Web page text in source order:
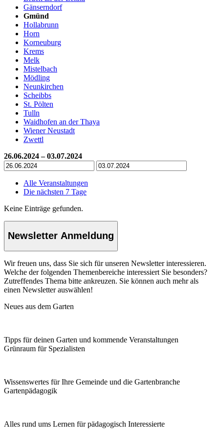
Gänserndorf
Gmünd
Hollabrunn
Horn
Korneuburg
Krems
Melk
Mistelbach
Mödling
Neunkirchen
Scheibbs
St. Pölten
Tulln
Waidhofen an der Thaya
Wiener Neustadt
Zwettl
26.06.2024 – 03.07.2024
Alle Veranstaltungen
Die nächsten 7 Tage
Keine Einträge gefunden.
Newsletter Anmeldung
Wir freuen uns, dass Sie sich für unseren Newsletter interessieren.
Welche der folgenden Themenbereiche interessiert Sie besonders?
Zutreffendes Thema bitte ankreuzen. Sie können auch mehr als
einen Newsletter auswählen!
Neues aus dem Garten
Tipps für deinen Garten und kommende Veranstaltungen
Grünraum für Spezialisten
Wissenswertes für Ihre Gemeinde und die Gartenbranche
Garten­pädagogik
Alles rund ums Lernen für pädagogisch Interessierte